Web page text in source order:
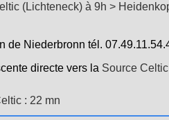
(Lichteneck) à 9h >
de Niederbronn tél.
directe vers la Source
: 22 mn